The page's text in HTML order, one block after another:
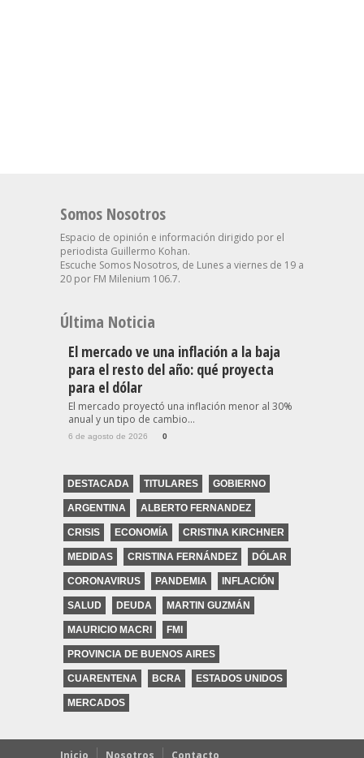
Somos Nosotros
Espacio de opinión e información dirigido por el
periodista Guillermo Kohan.
Escuche Somos Nosotros, de Lunes a viernes de 19 a
20 por FM Milenium 106.7.
Última Noticia
El mercado ve una inflación a la baja
para el resto del año: qué proyecta
para el dólar
El mercado proyectó una inflación menor al 30%
anual y un tipo de cambio...
6 de agosto de 2026 0
DESTACADA TITULARES GOBIERNO
ARGENTINA ALBERTO FERNANDEZ
CRISIS ECONOMÍA CRISTINA KIRCHNER
MEDIDAS CRISTINA FERNÁNDEZ DÓLAR
CORONAVIRUS PANDEMIA INFLACIÓN
SALUD DEUDA MARTIN GUZMÁN
MAURICIO MACRI FMI
PROVINCIA DE BUENOS AIRES
CUARENTENA BCRA ESTADOS UNIDOS
MERCADOS
Inicio Nosotros Contacto